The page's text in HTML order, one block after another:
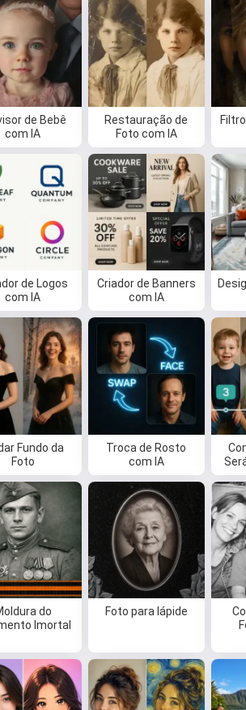
de Bebê
com IA
Restauração de
Foto com IA
de Logos
com IA
Criador de Banners
com IA
Fundo da
Foto
Troca de Rosto
com IA
do
Imortal
Foto para lápide
Oi 👋
Eu posso criar músicas,
poemas e mensagens de
🥰
Experimente grátis
Eu aceito:Termos de Serviço
Política de Privacidade